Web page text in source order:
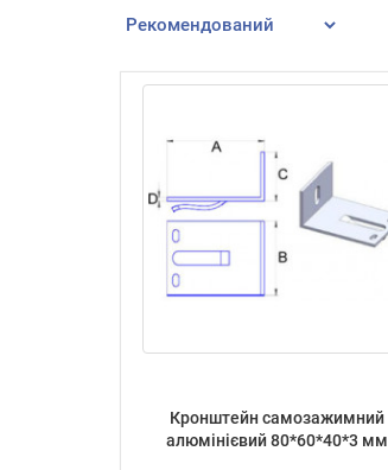
Кронштейн самозажимний
алюмінієвий 80*60*40*3 мм